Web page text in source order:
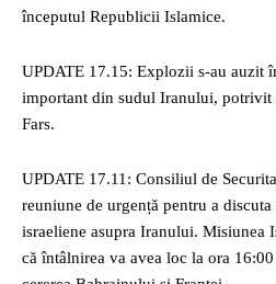
începutul Republicii Islamice.
UPDATE 17.15: Explozii s-au auzit
important din sudul Iranului, potrivit
Fars.
UPDATE 17.11: Consiliul de
reuniune de urgență pentru a
israeliene asupra Iranului. Misiunea
că întâlnirea va avea loc la ora